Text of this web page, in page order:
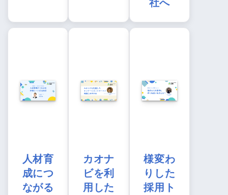
社へ
人材育
成につ
ながる
カオナ
ビを利
用した
様変わ
りした
採用ト